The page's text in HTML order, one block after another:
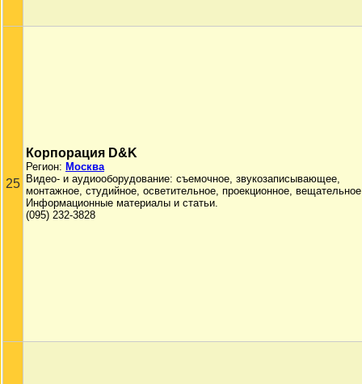
25
Корпорация D&K
Регион: Москва
Видео- и аудиооборудование: съемочное, звукозаписывающее,
монтажное, студийное, осветительное, проекционное,
Информационные материалы и статьи.
(095) 232-3828